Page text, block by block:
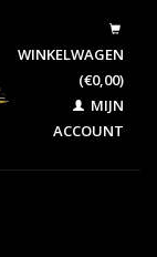
WINKELWAGEN
(€0,00)
MIJN
ACCOUNT